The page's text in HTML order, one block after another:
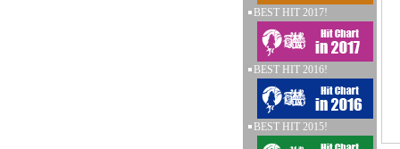
BEST HIT 2017!
BEST HIT 2016!
BEST HIT 2015!